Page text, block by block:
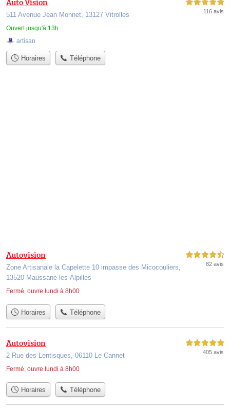
511 Avenue Jean Monnet, 13127 Vitrolles
Ouvert jusqu'à 13h
5,0 étoiles sur 5
116 avis
artisan
Horaires Téléphone
Autovision
Zone Artisanale la Capelette 10 impasse des Micocouliers,
13520 Maussane-les-Alpilles
Fermé, ouvre lundi à 8h00
4,5 étoiles sur 5
82 avis
Horaires Téléphone
Autovision
2 Rue des Lentisques, 06110 Le Cannet
Fermé, ouvre lundi à 8h00
5,0 étoiles sur 5
405 avis
Horaires Téléphone